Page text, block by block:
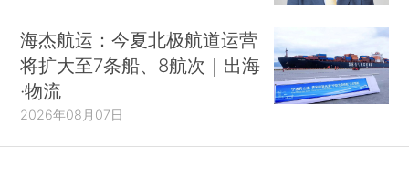
海杰航运：今夏北极航道运营
将扩大至7条船、8航次｜出海
·物流
2026年08月07日